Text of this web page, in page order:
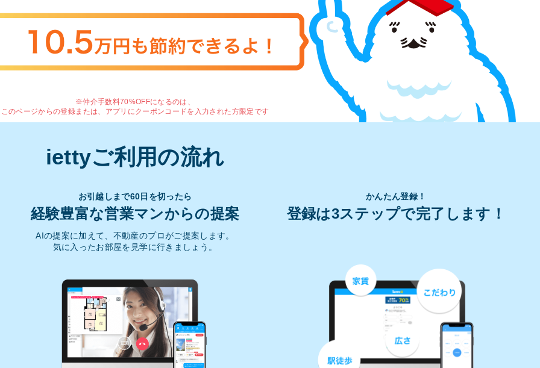
※仲介手数料70%OFFになるのは、
このページからの登録または、アプリにクーポンコードを入力された方限定です
iettyご利用の流れ
お引越しまで60日を切ったら
経験豊富な営業マンからの提案
AIの提案に加えて、不動産のプロがご提案します。
気に入ったお部屋を見学に行きましょう。
かんたん登録！
登録は3ステップで完了します！